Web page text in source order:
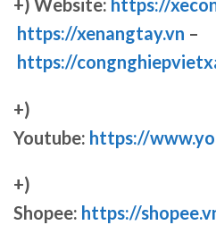
+) Website: https://
https://xenangtay.vn –
https://
+)
Youtube: https://
+)
Shopee: https://